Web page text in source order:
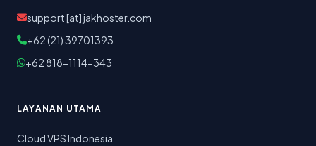
support [at] jakhoster.com
+62 (21) 39701393
+62 818-1114-343
LAYANAN UTAMA
Cloud VPS Indonesia